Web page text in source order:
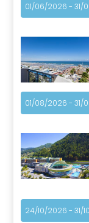
01/06/2026 - 31/
01/08/2026 - 31/
24/10/2026 - 31/